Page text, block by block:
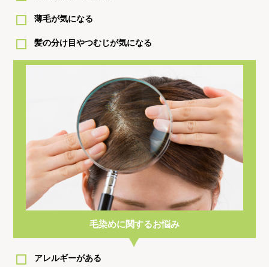
薄毛が気になる
髪の分け目やつむじが気になる
毛染めに関するお悩み
アレルギーがある